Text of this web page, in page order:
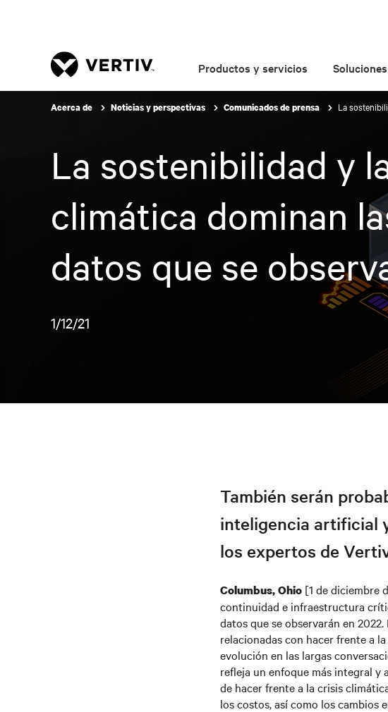
Productos y servicios Soluciones
Acerca de Noticias y perspectivas Comunicados de prensa La
La sostenibilidad y
climática dominan
datos que se
1/12/21
También serán
inteligencia artificial
los expertos de
Columbus, Ohio [1 de diciembre
continuidad e infraestructura
datos que se observarán en
relacionadas con hacer frente a
evolución en las largas
refleja un enfoque más integral y
de hacer frente a la crisis
los costos, así como los cambios